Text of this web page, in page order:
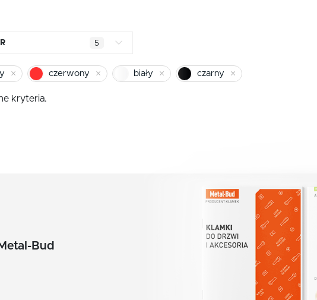
5
mosiądz błyszczący
chrom
czerwony biały czarny
kryteria.
Bud